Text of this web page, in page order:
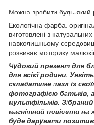
Можна зробити будь-який
Екологічна фарба,
виготовлені з
навколишньому
розвиває моторику
Чудовий презент для
для всієї родини.
складатиме пазл із
фотографією батьків,
мультфільмів.
магнітний повісити на
буде дарувати